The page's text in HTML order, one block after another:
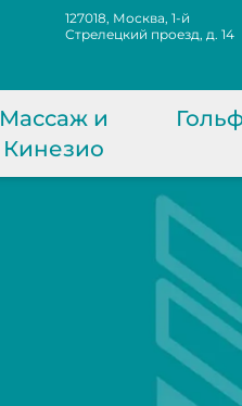
127018, Москва, 1-й
Стрелецкий проезд, д. 14
Массаж и
Кинезио